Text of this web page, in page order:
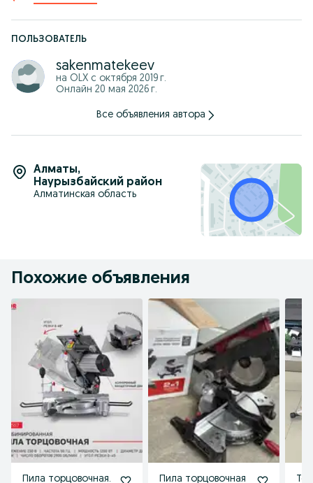
ПОЛЬЗОВАТЕЛЬ
sakenmatekeev
на OLX с октября 2019 г.
Онлайн 20 мая 2026 г.
Все объявления автора
Алматы,
Наурызбайский район
Алматинская область
Похожие объявления
Пила торцовочная. Пила торцовочная